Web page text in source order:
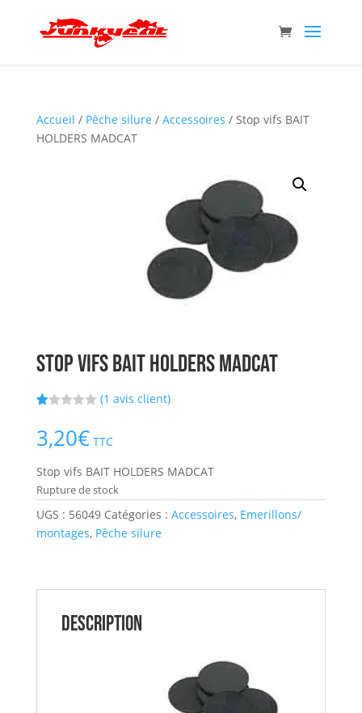
Accueil / Pêche silure / Accessoires / Stop vifs BAIT
HOLDERS MADCAT
Stop vifs BAIT HOLDERS MADCAT
é
s
ur
5
s
é
s
(1 avis client)
3,20€ TTC
Stop vifs BAIT HOLDERS MADCAT
Rupture de stock
UGS : 56049 Catégories : Accessoires, Emerillons/
montages, Pêche silure
Description